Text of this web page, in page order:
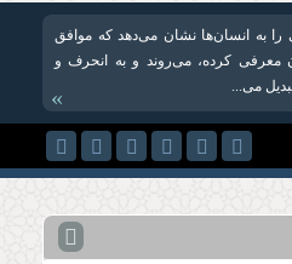
را به انسان‌ها نشان می‌دهد که موافق
‌کرده، می‌روند و به انحرف و
می‌...
»